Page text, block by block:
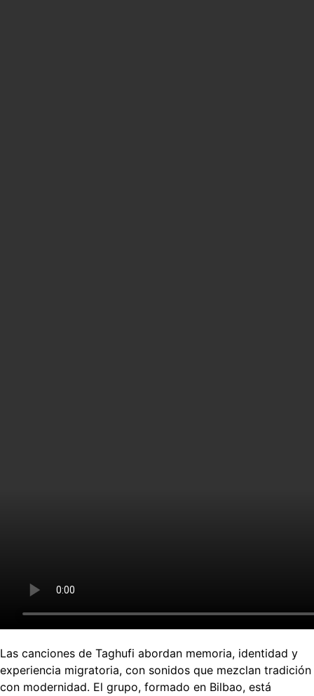
Las canciones de Taghufi abordan memoria, identidad y
experiencia migratoria, con sonidos que mezclan tradición
con modernidad. El grupo, formado en Bilbao, está